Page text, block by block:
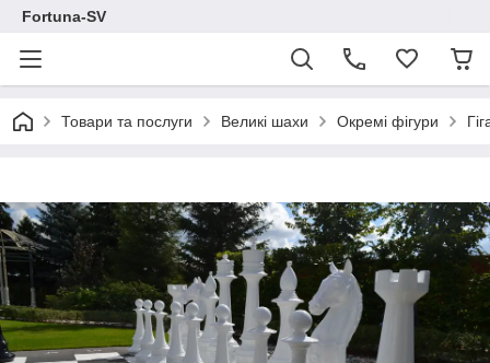
Fortuna-SV
Товари та послуги Великі шахи Окремі фігури